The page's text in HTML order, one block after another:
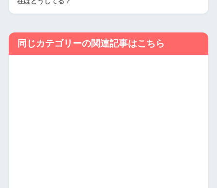
同じカテゴリーの関連記事はこちら